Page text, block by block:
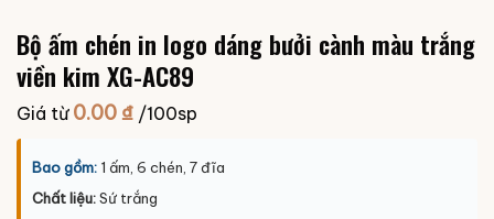
Bộ ấm chén in logo dáng bưởi cành màu trắng
viền kim XG-AC89
Giá từ 0.00₫ /100sp
Bao gồm: 1 ấm, 6 chén, 7 đĩa
Chất liệu:Sứ trắng